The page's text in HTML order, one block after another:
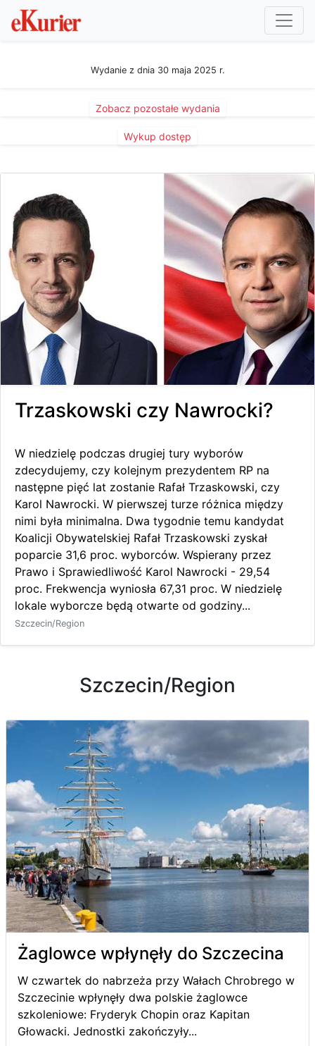
Wydanie z dnia 30 maja 2025 r.
Zobacz pozostałe wydania
Wykup dostęp
Trzaskowski czy Nawrocki?
W niedzielę podczas drugiej tury wyborów
zdecydujemy, czy kolejnym prezydentem RP na
następne pięć lat zostanie Rafał Trzaskowski, czy
Karol Nawrocki. W pierwszej turze różnica między
nimi była minimalna. Dwa tygodnie temu kandydat
Koalicji Obywatelskiej Rafał Trzaskowski zyskał
poparcie 31,6 proc. wyborców. Wspierany przez
Prawo i Sprawiedliwość Karol Nawrocki - 29,54
proc. Frekwencja wyniosła 67,31 proc. W niedzielę
lokale wyborcze będą otwarte od godziny...
Szczecin/Region
Szczecin/Region
Żaglowce wpłynęły do Szczecina
W czwartek do nabrzeża przy Wałach Chrobrego w
Szczecinie wpłynęły dwa polskie żaglowce
szkoleniowe: Fryderyk Chopin oraz Kapitan
Głowacki. Jednostki zakończyły...